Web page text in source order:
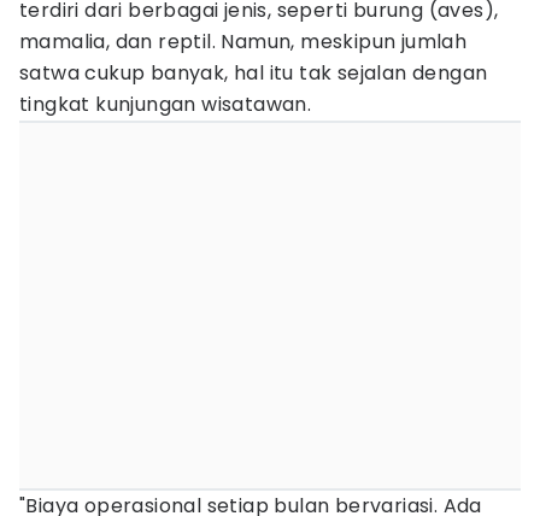
terdiri dari berbagai jenis, seperti burung (aves),
mamalia, dan reptil. Namun, meskipun jumlah
satwa cukup banyak, hal itu tak sejalan dengan
tingkat kunjungan wisatawan.
"Biaya operasional setiap bulan bervariasi. Ada